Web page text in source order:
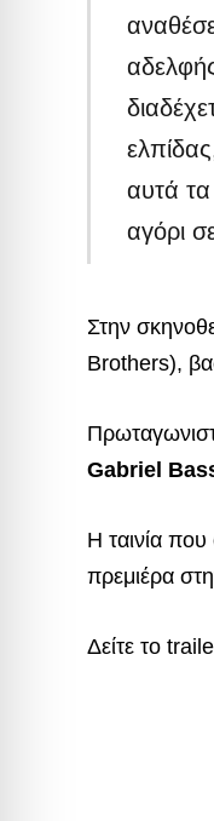
αυτά
αγόρι
Στην
Brothers),
Gabriel
Η ταινία που
πρεμιέρα
Δείτε το